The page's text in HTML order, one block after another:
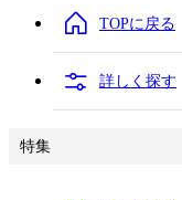
TOPに戻る
詳しく探す
特集